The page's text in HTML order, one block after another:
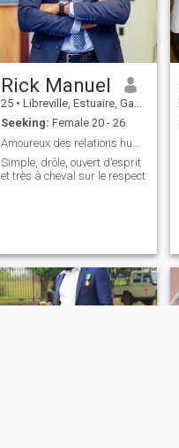
Rick Manuel
25 • Libreville, Estuaire, Gabon
Seeking: Female 20 - 26
Simple, drôle, ouvert d’esprit
et très à cheval sur le respect